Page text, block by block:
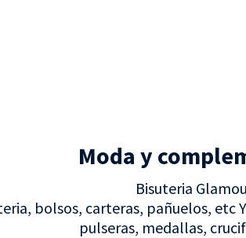
Moda y
Bisuteria
bolsos, carteras, pañuelos,
pulseras, medallas,